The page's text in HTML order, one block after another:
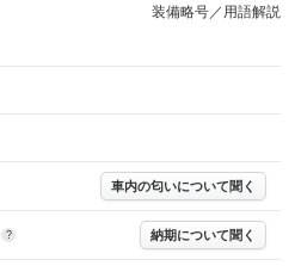
装備略号／用語解説
車内の匂いについて聞く
? 納期について聞く